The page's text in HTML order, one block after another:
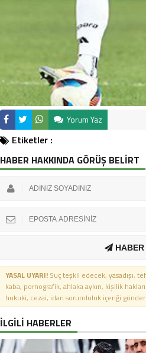
Yorum Yaz
Etiketler :
HABER HAKKINDA GÖRÜŞ BELİRT
YASAL UYARI! Suç teşkil edecek, yasadışı,
kaba, pornografik, ahlaka aykırı, kişilik
hukuki, cezai, idari sorumluluk içeriği
İLGİLİ HABERLER